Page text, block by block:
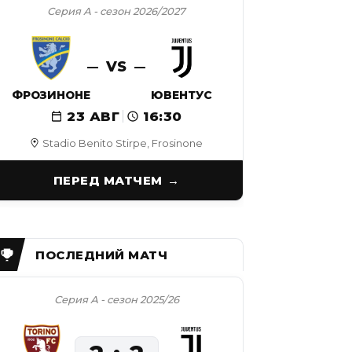
Stadio Benito Stirpe, Frosinone
Серия А - сезон 2026/2027
ФРОЗИНОНЕ
VS
ЮВЕНТУС
23 АВГ 16:30
ПЕРЕД МАТЧЕМ
Серия А - сезон 2025/26